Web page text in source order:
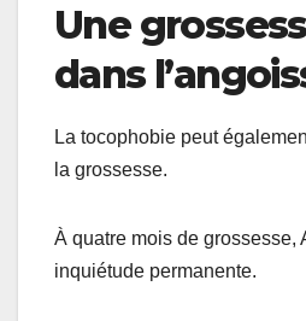
Une
dans
La tocophobie peut
la grossesse.
À quatre mois de grossesse,
inquiétude permanente.